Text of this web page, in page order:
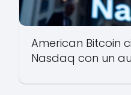
American Bitcoin
Nasdaq con un